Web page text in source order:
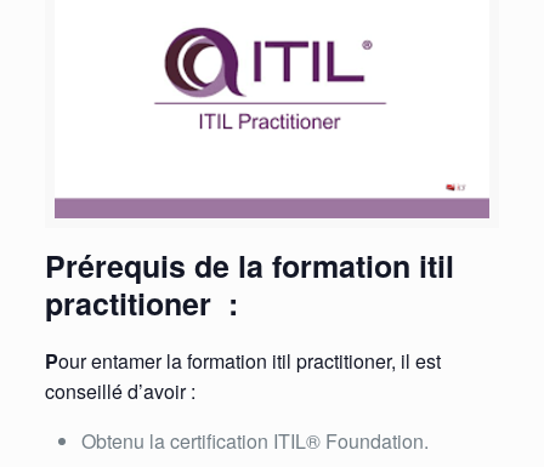
Prérequis de la formation itil
practitioner :
Pour entamer la formation itil practitioner, il est
conseillé d’avoir :
Obtenu la certification ITIL® Foundation.